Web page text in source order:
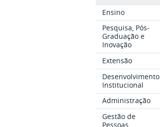
Ensino
Pesquisa, Pós-
Graduação e
Inovação
Extensão
Desenvolvimento
Institucional
Administração
Gestão de
Pessoas